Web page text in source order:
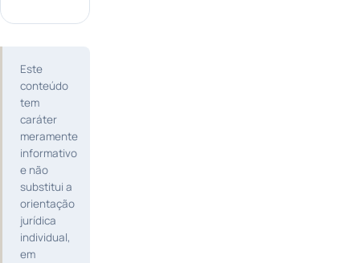
Este
conteúdo
tem
caráter
meramente
informativo
e não
substitui a
orientação
jurídica
individual,
em